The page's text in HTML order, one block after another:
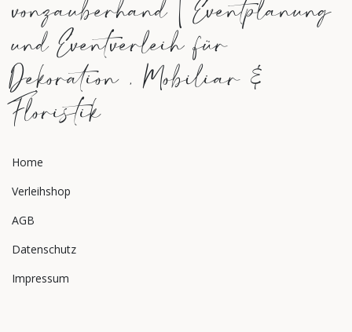
vonzauberhand | Eventplanung
und Eventverleih für
Dekoration , Mobiliar &
Floristik
Home
Verleihshop
AGB
Datenschutz
Impressum